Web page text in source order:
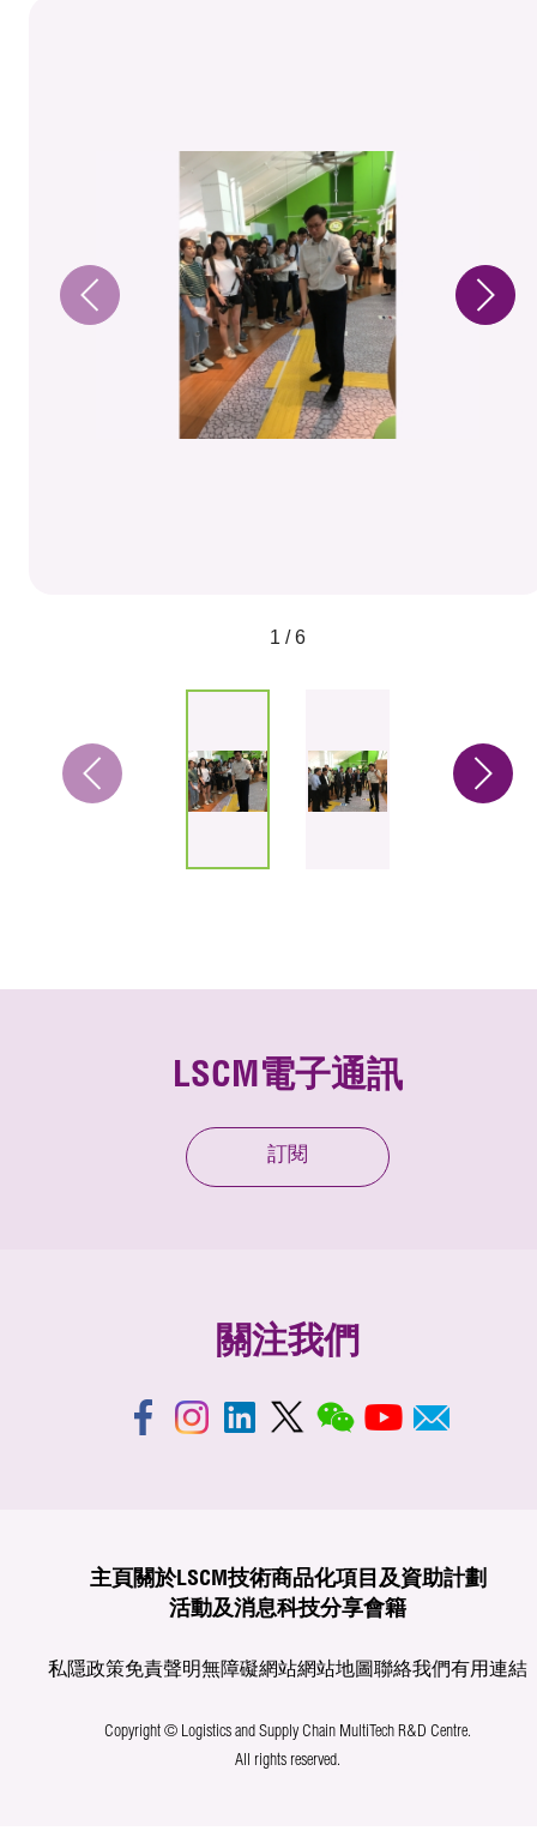
1 / 6
LSCM電子通訊
訂閱
關注我們
主頁 關於LSCM技術商品化項目及資助計劃
活動及消息科技分享會籍
私隱政策免責聲明無障礙網站網站地圖聯絡我們有用連結
Copyright © Logistics and Supply Chain MultiTech R&D Centre.
All rights reserved.